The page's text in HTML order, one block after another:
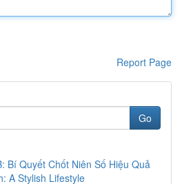
Report Page
Go
Bí Quyết Chốt Niên Số Hiệu Quả
A Stylish Lifestyle